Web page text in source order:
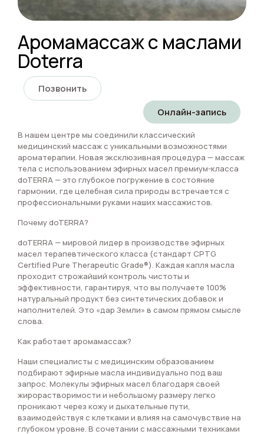
Аромамассаж с маслами
Doterra
Позвонить
Онлайн-запись
В нашем центре мы соединили классический
медицинский массаж с уникальными возможностями
ароматерапии. Новая эксклюзивная процедура — массаж
тела с использованием эфирных масел премиум-класса
doTERRA — это глубокое погружение в состояние
гармонии, где целебная сила природы встречается с
профессиональными руками наших массажистов.
Почему doTERRA?
doTERRA — мировой лидер в производстве эфирных
масел терапевтического класса (стандарт CPTG
Certified Pure Therapeutic Grade®). Каждая капля масла
проходит строжайший контроль чистоты и
эффективности, гарантируя, что вы получаете 100%
натуральный продукт без синтетических добавок и
наполнителей. Это «дар Земли» в самом прямом смысле
слова.
Как работает аромамассаж?
Наши специалисты с медицинским образованием
подбирают эфирные масла индивидуально под ваш
запрос. Молекулы эфирных масел благодаря своей
жирорастворимости и небольшому размеру легко
проникают через кожу и дыхательные пути,
взаимодействуя с клетками и влияя на самочувствие на
глубоком уровне. В сочетании с массажными техниками